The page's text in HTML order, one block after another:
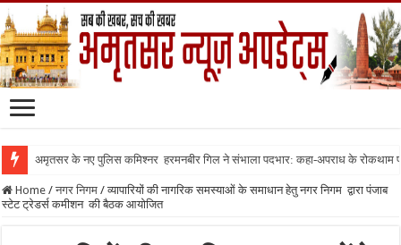
अमृतसर के नए पुलिस कमिश्नर हरमनबीर गिल ने संभाला पदभार: कहा-अपराध के रोकथाम
Home / नगर निगम / व्यापारियों की नागरिक समस्याओं के समाधान हेतु नगर निगम द्वारा पंजाब
स्टेट ट्रेडर्स कमीशन की बैठक आयोजित